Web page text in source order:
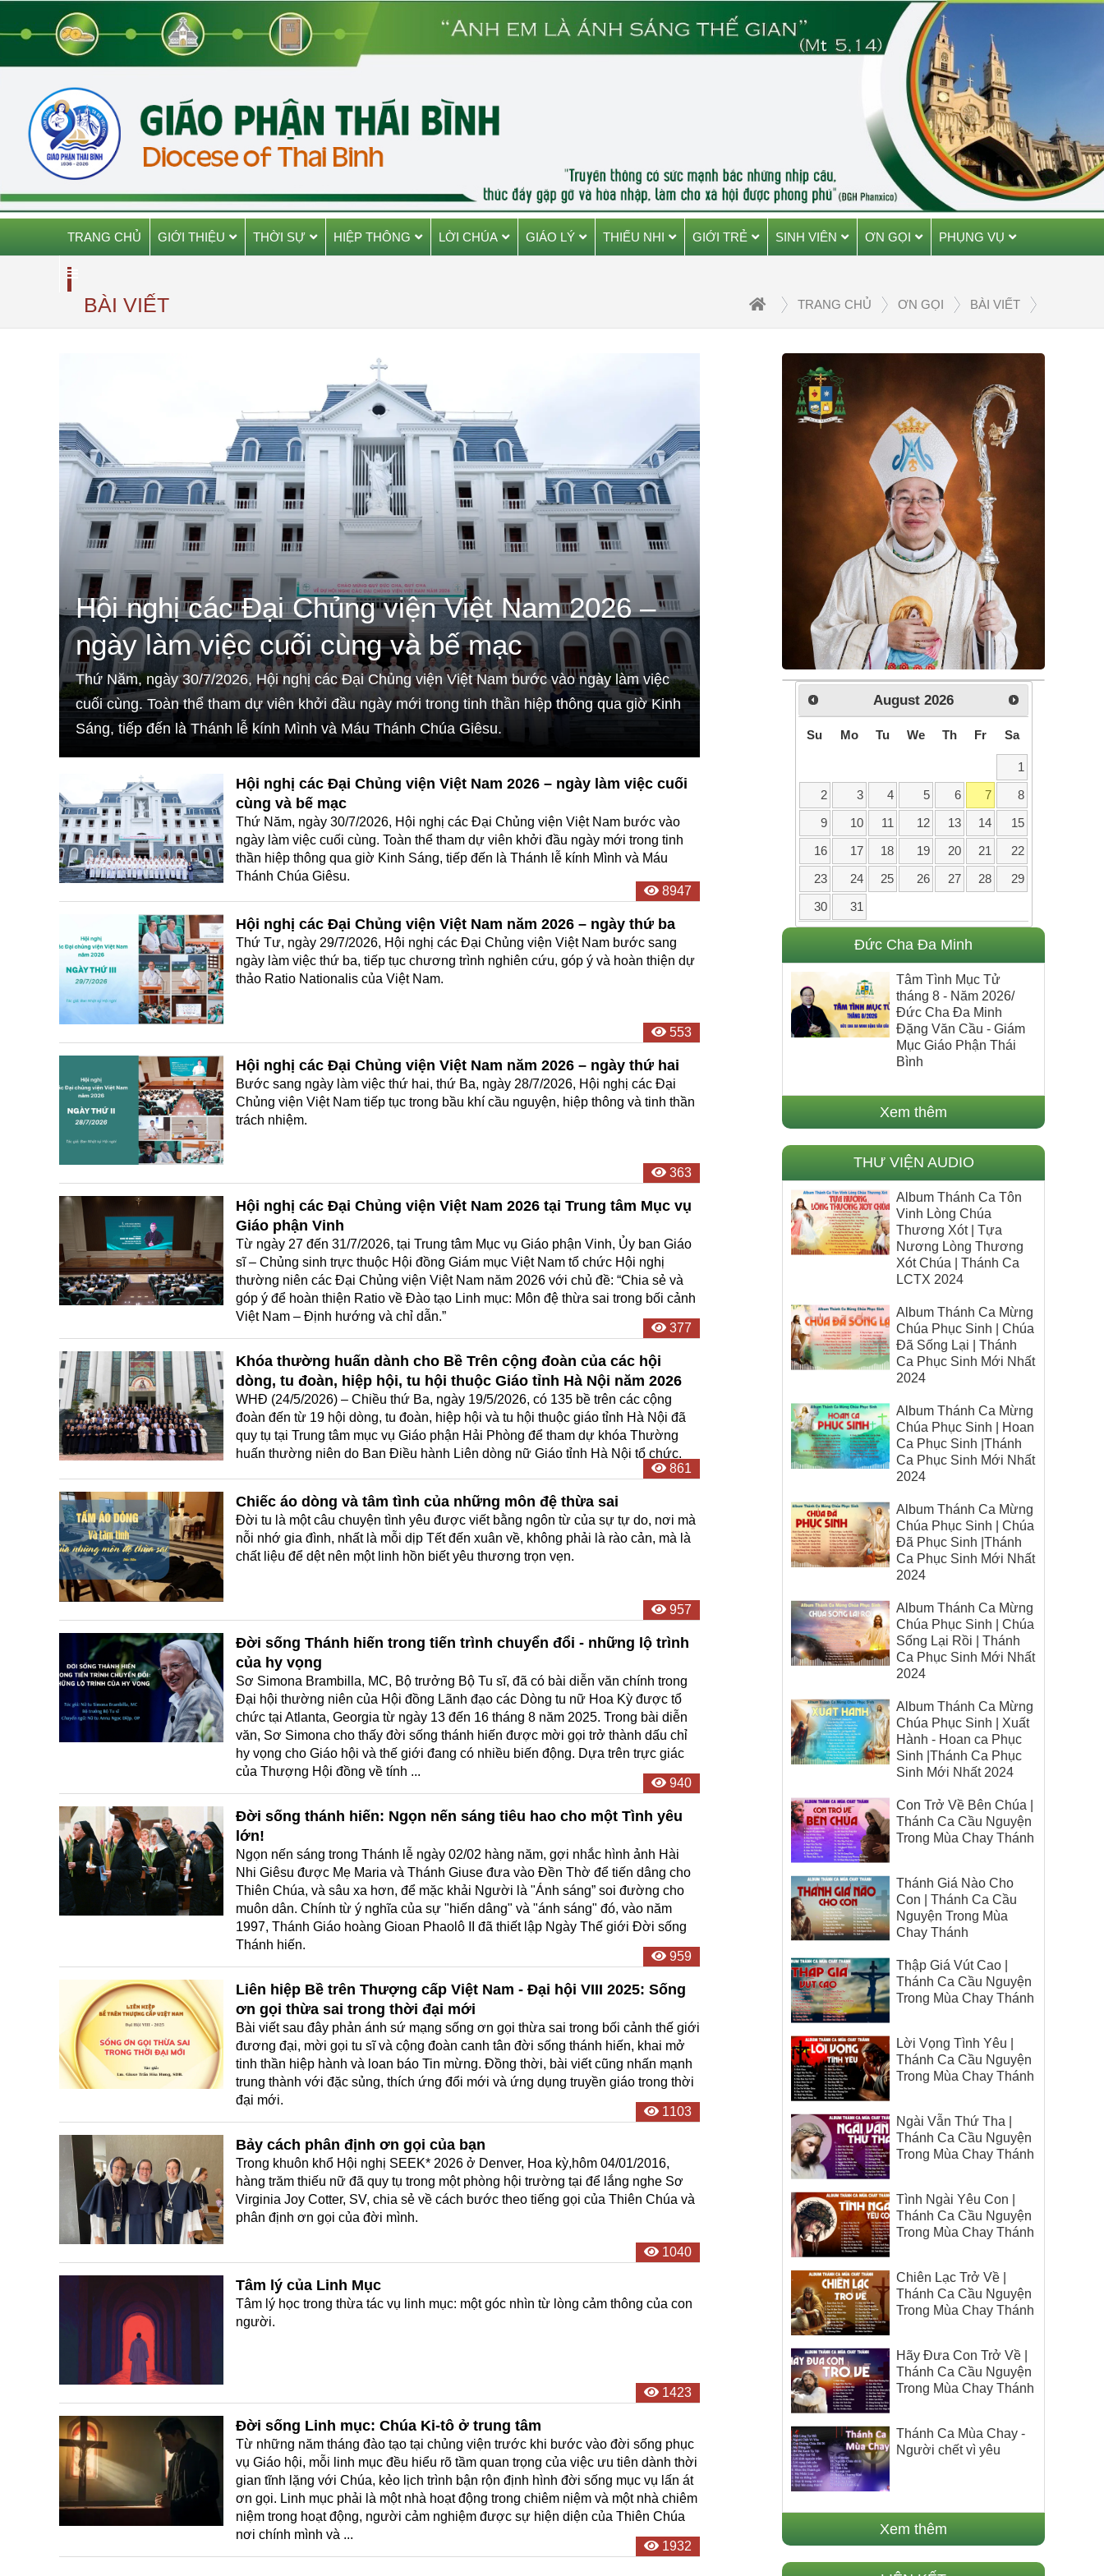
TRANG CHỦ GIỚI THIỆU THỜI SỰ HIỆP THÔNG LỜI CHÚA GIÁO LÝ THIẾU NHI GIỚI TRẺ SINH VIÊN ƠN GỌI PHỤNG VỤ
BÀI VIẾT TRANG CHỦ ƠN GỌI BÀI VIẾT
Hội nghị các Đại Chủng viện Việt Nam 2026 –
ngày làm việc cuối cùng và bế mạc
Thứ Năm, ngày 30/7/2026, Hội nghị các Đại Chủng viện Việt Nam bước vào ngày làm việc
cuối cùng. Toàn thể tham dự viên khởi đầu ngày mới trong tinh thần hiệp thông qua giờ Kinh
Sáng, tiếp đến là Thánh lễ kính Mình và Máu Thánh Chúa Giêsu.
Hội nghị các Đại Chủng viện Việt Nam 2026 – ngày làm việc cuối
cùng và bế mạc
Thứ Năm, ngày 30/7/2026, Hội nghị các Đại Chủng viện Việt Nam bước vào
ngày làm việc cuối cùng. Toàn thể tham dự viên khởi đầu ngày mới trong tinh
thần hiệp thông qua giờ Kinh Sáng, tiếp đến là Thánh lễ kính Mình và Máu
Thánh Chúa Giêsu.
8947
Hội nghị các Đại Chủng viện Việt Nam năm 2026 – ngày thứ ba
Thứ Tư, ngày 29/7/2026, Hội nghị các Đại Chủng viện Việt Nam bước sang
ngày làm việc thứ ba, tiếp tục chương trình nghiên cứu, góp ý và hoàn thiện dự
thảo Ratio Nationalis của Việt Nam.
553
Hội nghị các Đại Chủng viện Việt Nam năm 2026 – ngày thứ hai
Bước sang ngày làm việc thứ hai, thứ Ba, ngày 28/7/2026, Hội nghị các Đại
Chủng viện Việt Nam tiếp tục trong bầu khí cầu nguyện, hiệp thông và tinh thần
trách nhiệm.
363
Hội nghị các Đại Chủng viện Việt Nam 2026 tại Trung tâm Mục vụ
Giáo phận Vinh
Từ ngày 27 đến 31/7/2026, tại Trung tâm Mục vụ Giáo phận Vinh, Ủy ban Giáo
sĩ – Chủng sinh trực thuộc Hội đồng Giám mục Việt Nam tổ chức Hội nghị
thường niên các Đại Chủng viện Việt Nam năm 2026 với chủ đề: “Chia sẻ và
góp ý để hoàn thiện Ratio về Đào tạo Linh mục: Môn đệ thừa sai trong bối cảnh
Việt Nam – Định hướng và chỉ dẫn.”
377
Khóa thường huấn dành cho Bề Trên cộng đoàn của các hội
dòng, tu đoàn, hiệp hội, tu hội thuộc Giáo tỉnh Hà Nội năm 2026
WHĐ (24/5/2026) – Chiều thứ Ba, ngày 19/5/2026, có 135 bề trên các cộng
đoàn đến từ 19 hội dòng, tu đoàn, hiệp hội và tu hội thuộc giáo tỉnh Hà Nội đã
quy tụ tại Trung tâm mục vụ Giáo phận Hải Phòng để tham dự khóa Thường
huấn thường niên do Ban Điều hành Liên dòng nữ Giáo tỉnh Hà Nội tổ chức.
861
Chiếc áo dòng và tâm tình của những môn đệ thừa sai
Đời tu là một câu chuyện tình yêu được viết bằng ngôn từ của sự tự do, nơi mà
nỗi nhớ gia đình, nhất là mỗi dịp Tết đến xuân về, không phải là rào cản, mà là
chất liệu để dệt nên một linh hồn biết yêu thương trọn vẹn.
957
Đời sống Thánh hiến trong tiến trình chuyển đổi - những lộ trình
của hy vọng
Sơ Simona Brambilla, MC, Bộ trưởng Bộ Tu sĩ, đã có bài diễn văn chính trong
Đại hội thường niên của Hội đồng Lãnh đạo các Dòng tu nữ Hoa Kỳ được tổ
chức tại Atlanta, Georgia từ ngày 13 đến 16 tháng 8 năm 2025. Trong bài diễn
văn, Sơ Simona cho thấy đời sống thánh hiến được mời gọi trở thành dấu chỉ
hy vọng cho Giáo hội và thế giới đang có nhiều biến động. Dựa trên trực giác
của Thượng Hội đồng về tính ...
940
Đời sống thánh hiến: Ngọn nến sáng tiêu hao cho một Tình yêu
lớn!
Ngọn nến sáng trong Thánh lễ ngày 02/02 hàng năm, gợi nhắc hình ảnh Hài
Nhi Giêsu được Mẹ Maria và Thánh Giuse đưa vào Đền Thờ để tiến dâng cho
Thiên Chúa, và sâu xa hơn, để mặc khải Người là "Ánh sáng” soi đường cho
muôn dân. Chính từ ý nghĩa của sự "hiến dâng" và "ánh sáng" đó, vào năm
1997, Thánh Giáo hoàng Gioan Phaolô II đã thiết lập Ngày Thế giới Đời sống
Thánh hiến.
959
Liên hiệp Bề trên Thượng cấp Việt Nam - Đại hội VIII 2025: Sống
ơn gọi thừa sai trong thời đại mới
Bài viết sau đây phản ánh sứ mạng sống ơn gọi thừa sai trong bối cảnh thế giới
đương đại, mời gọi tu sĩ và cộng đoàn canh tân đời sống thánh hiến, khai mở
tinh thần hiệp hành và loan báo Tin mừng. Đồng thời, bài viết cũng nhấn mạnh
trung thành với đặc sủng, thích ứng đổi mới và ứng dụng truyền giáo trong thời
đại mới.
1103
Bảy cách phân định ơn gọi của bạn
Trong khuôn khổ Hội nghị SEEK* 2026 ở Denver, Hoa kỳ,hôm 04/01/2016,
hàng trăm thiếu nữ đã quy tụ trong một phòng hội trường tại để lắng nghe Sơ
Virginia Joy Cotter, SV, chia sẻ về cách bước theo tiếng gọi của Thiên Chúa và
phân định ơn gọi của đời mình.
1040
Tâm lý của Linh Mục
Tâm lý học trong thừa tác vụ linh mục: một góc nhìn từ lòng cảm thông của con
người.
1423
Đời sống Linh mục: Chúa Ki-tô ở trung tâm
Từ những năm tháng đào tạo tại chủng viện trước khi bước vào đời sống phục
vụ Giáo hội, mỗi linh mục đều hiểu rõ tầm quan trọng của việc ưu tiên dành thời
gian tĩnh lặng với Chúa, kẻo lịch trình bận rộn định hình đời sống mục vụ lấn át
ơn gọi. Linh mục phải là một nhà hoạt động trong chiêm niệm và một nhà chiêm
niệm trong hoạt động, người cảm nghiệm được sự hiện diện của Thiên Chúa
nơi chính mình và ...
1932
August 2026
Su Mo Tu We Th Fr Sa
1
2
3 4 5 6 7
8
9
10 11 12 13 14
15
16
17 18 19 20 21
22
23
24 25 26 27 28
29
30
31
Đức Cha Đa Minh
Tâm Tình Mục Tử
tháng 8 - Năm 2026/
Đức Cha Đa Minh
Đặng Văn Cầu - Giám
Mục Giáo Phận Thái
Bình
Xem thêm
THƯ VIỆN AUDIO
Album Thánh Ca Tôn
Vinh Lòng Chúa
Thương Xót | Tựa
Nương Lòng Thương
Xót Chúa | Thánh Ca
LCTX 2024
Album Thánh Ca Mừng
Chúa Phục Sinh | Chúa
Đã Sống Lại | Thánh
Ca Phục Sinh Mới Nhất
2024
Album Thánh Ca Mừng
Chúa Phục Sinh | Hoan
Ca Phục Sinh |Thánh
Ca Phục Sinh Mới Nhất
2024
Album Thánh Ca Mừng
Chúa Phục Sinh | Chúa
Đã Phục Sinh |Thánh
Ca Phục Sinh Mới Nhất
2024
Album Thánh Ca Mừng
Chúa Phục Sinh | Chúa
Sống Lại Rồi | Thánh
Ca Phục Sinh Mới Nhất
2024
Album Thánh Ca Mừng
Chúa Phục Sinh | Xuất
Hành - Hoan ca Phục
Sinh |Thánh Ca Phục
Sinh Mới Nhất 2024
Con Trở Về Bên Chúa |
Thánh Ca Cầu Nguyện
Trong Mùa Chay Thánh
Thánh Giá Nào Cho
Con | Thánh Ca Cầu
Nguyện Trong Mùa
Chay Thánh
Thập Giá Vút Cao |
Thánh Ca Cầu Nguyện
Trong Mùa Chay Thánh
Lời Vọng Tình Yêu |
Thánh Ca Cầu Nguyện
Trong Mùa Chay Thánh
Ngài Vẫn Thứ Tha |
Thánh Ca Cầu Nguyện
Trong Mùa Chay Thánh
Tình Ngài Yêu Con |
Thánh Ca Cầu Nguyện
Trong Mùa Chay Thánh
Chiên Lạc Trở Về |
Thánh Ca Cầu Nguyện
Trong Mùa Chay Thánh
Hãy Đưa Con Trở Về |
Thánh Ca Cầu Nguyện
Trong Mùa Chay Thánh
Thánh Ca Mùa Chay -
Người chết vì yêu
Xem thêm